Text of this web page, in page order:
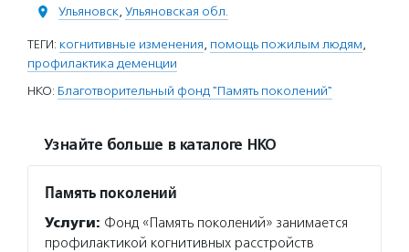
Ульяновск, Ульяновская обл.
ТЕГИ: когнитивные изменения, помощь пожилым людям,
профилактика деменции
НКО: Благотворительный фонд "Память поколений"
Узнайте больше в каталоге НКО
Память поколений
Услуги: Фонд «Память поколений» занимается
профилактикой когнитивных расстройств